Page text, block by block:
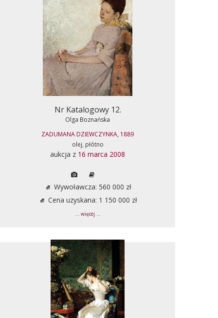
Nr Katalogowy 12.
Olga Boznańska
ZADUMANA DZIEWCZYNKA, 1889
olej, płótno
aukcja z 16 marca 2008
Wywoławcza: 560 000 zł
Cena uzyskana: 1 150 000 zł
... więcej ...